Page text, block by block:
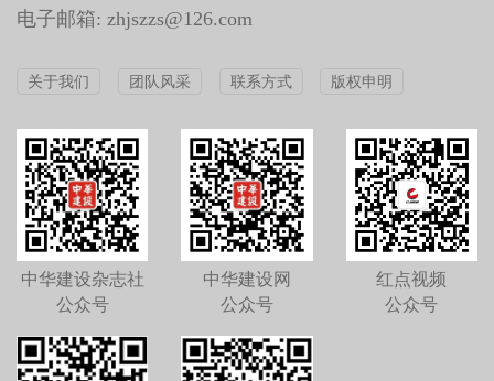
电子邮箱: zhjszzs@126.com
关于我们 团队风采 联系方式 版权申明
中华建设杂志社
公众号
中华建设网
公众号
红点视频
公众号